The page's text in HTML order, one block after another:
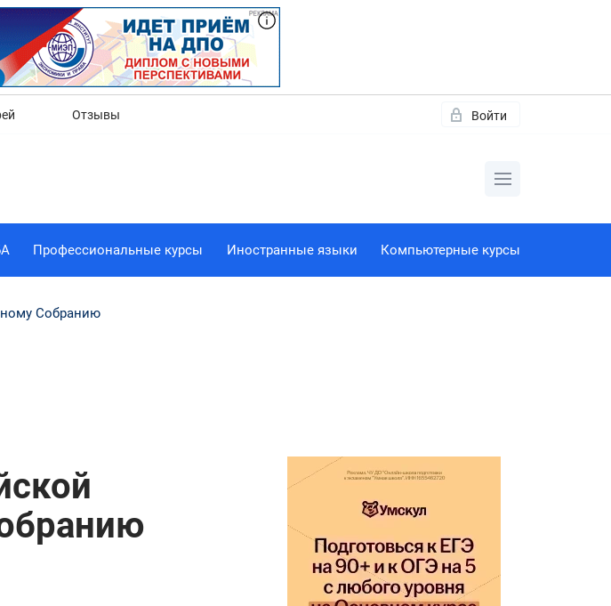
Отзывы Войти
Профессиональные курсы Иностранные языки Компьютерные курсы
Собранию